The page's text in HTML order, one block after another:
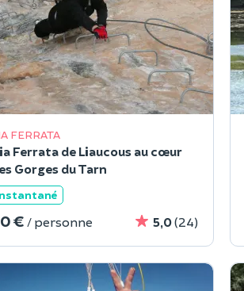
FERRATA
Ferrata de Liaucous au cœur
Gorges du Tarn
€ / personne 5,0(24)